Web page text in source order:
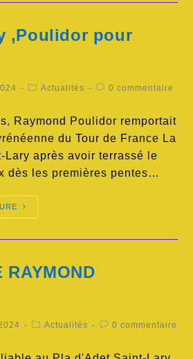
,Poulidor pour
Actualités 0 commentaire
Raymond Poulidor remportait
du Tour de France La
Lary après avoir terrassé le
dès les premières pentes…
RAYMOND
Actualités 0 commentaire